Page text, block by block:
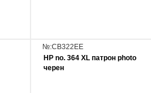
№:CB322EE
HP no. 364 XL патрон photo
черен